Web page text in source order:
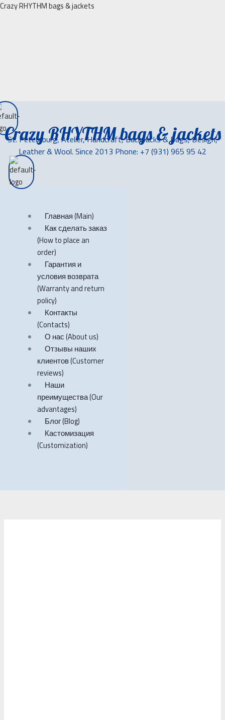
Перейти
Crazy RHYTHM bags & jackets
Crazy RHYTHM bags & jackets
St. Petersburg, Atelier, Handcraft, Backpacks & Bags, Design,
Leather & Wool. Since 2013 Phone: +7 (931) 965 95 42
Главная (Main)
Как сделать заказ
(How to place an
order)
Гарантия и
условия возврата
(Warranty and return
policy)
Контакты
(Contacts)
О нас (About us)
Отзывы наших
клиентов (Customer
reviews)
Наши
преимущества (Our
advantages)
Блог (Blog)
Кастомизация
(Customization)